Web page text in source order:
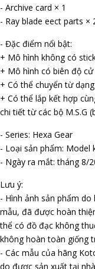
- Archive card × 1
- Ray blade effect parts ×
- Đặc điểm nổi bật:
+ Mô hình không có
+ Mô hình có biên độ
+ Có thể chuyển từ
+ Có thể lắp kết hợp
chi tiết từ các bộ M.S.G
- Series: Hexa Gear
- Loại sản phẩm: Model
- Ngày ra mắt: tháng 8/
Lưu ý:
- Hình ảnh sản phẩm
mẫu, đã được hoàn
thể có đồ đạc không
không hoàn toàn giống
- Các mẫu của hãng
do được sản xuất tại